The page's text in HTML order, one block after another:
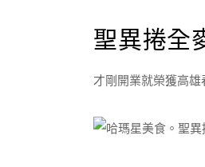
聖異捲全
才剛開業就榮獲高雄